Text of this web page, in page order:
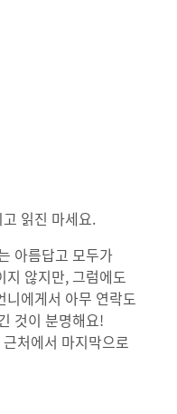
읽진 마세요.
아름답고 모두가
지 않지만, 그럼에도
니에게서 아무 연락도
것이 분명해요!
근처에서 마지막으로